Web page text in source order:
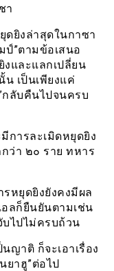
า
ดยิงล่าสุดในกาซา
ป์”ตามข้อเสนอ
และแลกเปลี่ยน
เป็นเพียงแค่
กลับคืนไปจนครบ
การละเมิดหยุดยิง
ว่า ๒๐ ราย ทหาร
หยุดยิงยังคงมีผล
ลก็ยืนยันตามเช่น
บไปไม่ครบถ้วน
ญาติ ก็จะเอาเรื่อง
ยาฮู”ต่อไป